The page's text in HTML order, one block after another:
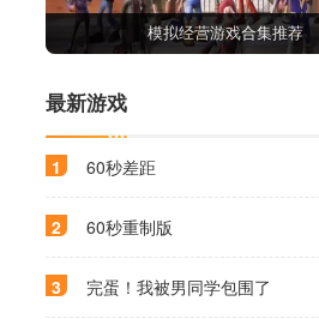
模拟经营游戏合集推荐
最新游戏
1 60秒差距
2 60秒重制版
3 完蛋！我被男同学包围了